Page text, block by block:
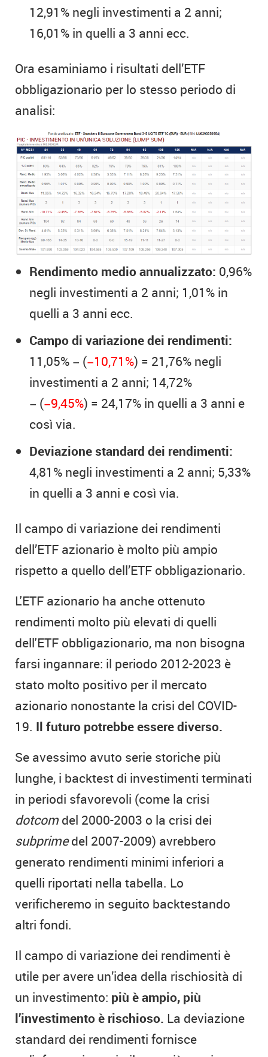
12,91% negli investimenti a 2 anni;
16,01% in quelli a 3 anni ecc.
Ora esaminiamo i risultati dell’ETF
obbligazionario per lo stesso periodo di
analisi:
Rendimento medio annualizzato: 0,96%
negli investimenti a 2 anni; 1,01% in
quelli a 3 anni ecc.
Campo di variazione dei rendimenti:
11,05% − (−10,71%) = 21,76% negli
investimenti a 2 anni; 14,72%
− (−9,45%) = 24,17% in quelli a 3 anni e
così via.
Deviazione standard dei rendimenti:
4,81% negli investimenti a 2 anni; 5,33%
in quelli a 3 anni e così via.
Il campo di variazione dei rendimenti
dell’ETF azionario è molto più ampio
rispetto a quello dell’ETF obbligazionario.
L'ETF azionario ha anche ottenuto
rendimenti molto più elevati di quelli
dell'ETF obbligazionario, ma non bisogna
farsi ingannare: il periodo 2012-2023 è
stato molto positivo per il mercato
azionario nonostante la crisi del COVID-
19. Il futuro potrebbe essere diverso.
Se avessimo avuto serie storiche più
lunghe, i backtest di investimenti terminati
in periodi sfavorevoli (come la crisi
dotcom del 2000-2003 o la crisi dei
subprimedel 2007-2009) avrebbero
generato rendimenti minimi inferiori a
quelli riportati nella tabella. Lo
verificheremo in seguito backtestando
altri fondi.
Il campo di variazione dei rendimenti è
utile per avere un’idea della rischiosità di
un investimento: più è ampio, più
l’investimento è rischioso. La deviazione
standard dei rendimenti fornisce